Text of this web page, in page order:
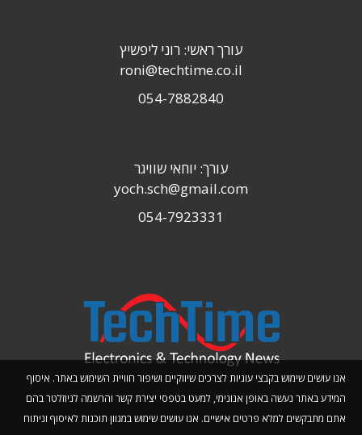
אנו עושים שימוש בקבצי עוגיות לצרכים שיווקיים ושיפור חוויית השימוש באתר. איסוף
המידע באתר נעשה באופן אנונימי, למעט בטפסי יצירת קשר והרשמה לניוזלטר בהם
אתם מתבקשים למלא פרטים אישיים. אנו עושים שימוש במגוון תוכנות לאיסוף וניתוח
עורך ראשי: רוני ליפשיץ
roni@techtime.co.il
054-7882840
עורך: יוחאי שוויגר
yoch.sch@gmail.com
054-7923331